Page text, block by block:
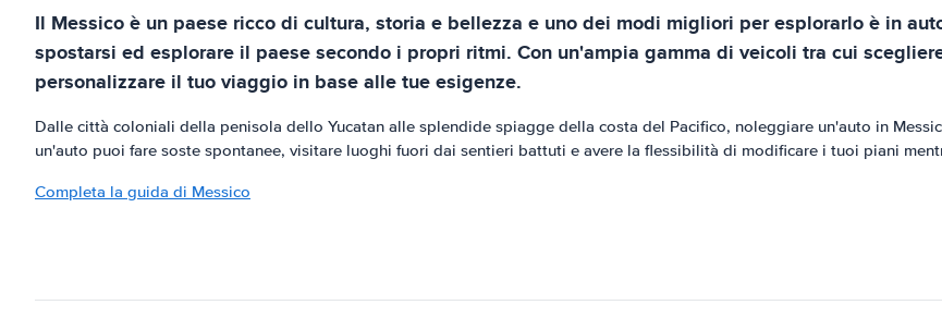
Il Messico è un paese ricco di cultura, storia e bellezza e uno dei modi migliori per esplorarlo è in
spostarsi ed esplorare il paese secondo i propri ritmi. Con un'ampia gamma di veicoli tra cui
personalizzare il tuo viaggio in base alle tue esigenze.
Dalle città coloniali della penisola dello Yucatan alle splendide spiagge della costa del Pacifico, noleggiare un'auto in
un'auto puoi fare soste spontanee, visitare luoghi fuori dai sentieri battuti e avere la flessibilità di modificare i tuoi piani
Completa la guida di Messico